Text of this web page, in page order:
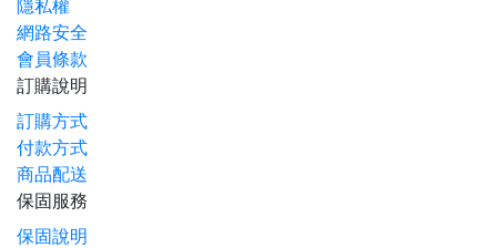
隱私權
網路安全
會員條款
訂購說明
訂購方式
付款方式
商品配送
保固服務
保固說明